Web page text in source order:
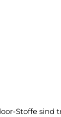
Stoffe sind